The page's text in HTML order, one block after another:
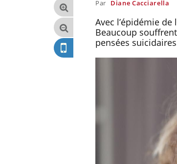
Par Diane Cacciarella
Avec l’épidémie
Beaucoup
pensées
Chikungunya,
West Nile : que
t-il dans le sud